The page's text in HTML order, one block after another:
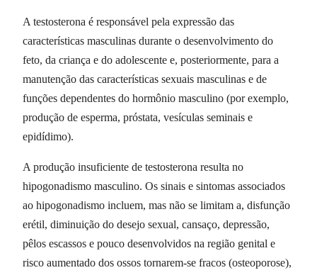
A testosterona é responsável pela expressão das
características masculinas durante o desenvolvimento do
feto, da criança e do adolescente e, posteriormente, para a
manutenção das características sexuais masculinas e de
funções dependentes do hormônio masculino (por exemplo,
produção de esperma, próstata, vesículas seminais e
epidídimo).
A produção insuficiente de testosterona resulta no
hipogonadismo masculino. Os sinais e sintomas associados
ao hipogonadismo incluem, mas não se limitam a, disfunção
erétil, diminuição do desejo sexual, cansaço, depressão,
pêlos escassos e pouco desenvolvidos na região genital e
risco aumentado dos ossos tornarem-se fracos (osteoporose),